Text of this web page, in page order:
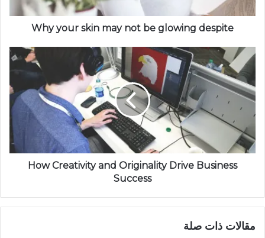
Why your skin may not be glowing despite
How Creativity and Originality Drive Business
Success
مقالات ذات صلة